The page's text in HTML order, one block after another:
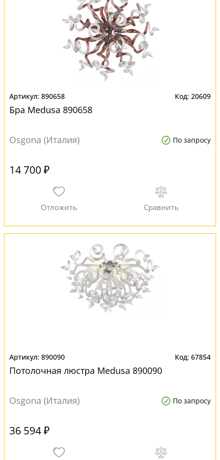
890658 20609
Бра Medusa 890658
Osgona (Италия) По запросу
14 700 ₽
890090 67854
Потолочная люстра Medusa 890090
Osgona (Италия) По запросу
36 594 ₽